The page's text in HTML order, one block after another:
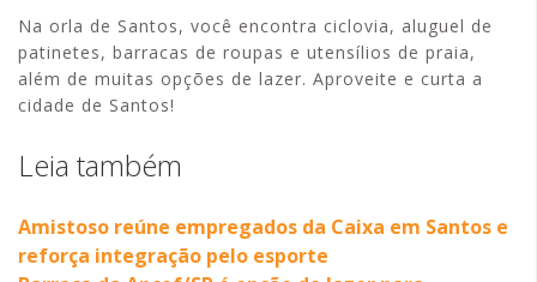
Na orla de Santos, você encontra ciclovia, aluguel de
patinetes, barracas de roupas e utensílios de praia,
além de muitas opções de lazer. Aproveite e curta a
cidade de Santos!
Leia também
Amistoso reúne empregados da Caixa em Santos e
reforça integração pelo esporte